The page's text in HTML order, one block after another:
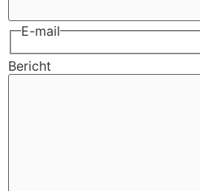
E-mail
Bericht